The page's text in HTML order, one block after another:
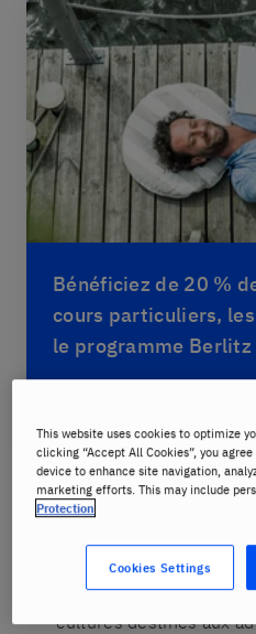
Bénéficiez de 20 %
cours particuliers,
le programme Berlitz
Découvrez nos
Berlitz propose une
cultures destinés aux
This website uses cookies to optimize
clicking “Accept All Cookies”, you
device to enhance site navigation,
marketing efforts. This may include
Protection
Cookies Settings